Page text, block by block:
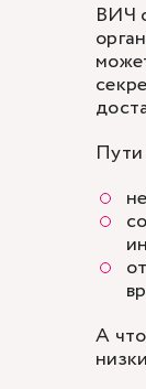
ВИЧ
А